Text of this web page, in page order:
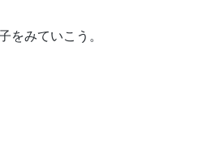
をみていこう。